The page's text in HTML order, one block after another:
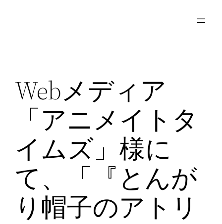
Webメディア
「アニメイトタ
イムズ」様に
て、「『とんが
り帽子のアトリ